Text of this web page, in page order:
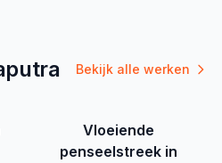
Bekijk alle werken
Vloeiende
penseelstreek in